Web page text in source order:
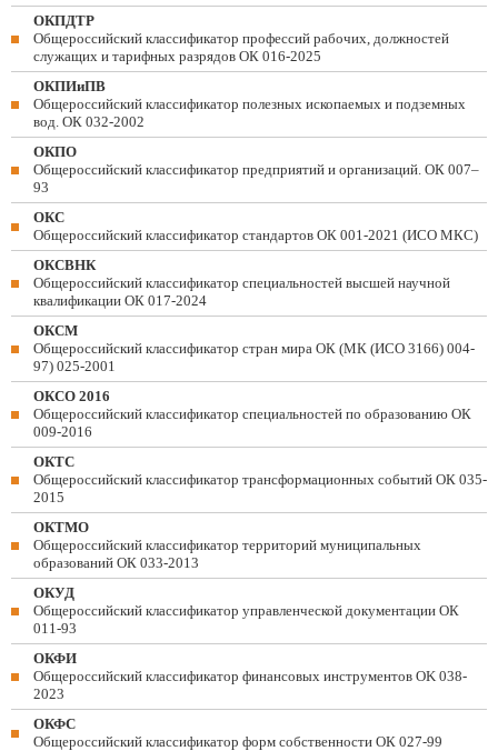
ОКПДТР
Общероссийский классификатор профессий рабочих, должностей
служащих и тарифных разрядов ОК 016-2025
ОКПИиПВ
Общероссийский классификатор полезных ископаемых и подземных
вод. ОК 032-2002
ОКПО
Общероссийский классификатор предприятий и организаций. ОК 007–
93
ОКС
Общероссийский классификатор стандартов ОК 001-2021 (ИСО МКС)
ОКСВНК
Общероссийский классификатор специальностей высшей научной
квалификации ОК 017-2024
ОКСМ
Общероссийский классификатор стран мира ОК (МК (ИСО 3166) 004-
97) 025-2001
ОКСО 2016
Общероссийский классификатор специальностей по образованию ОК
009-2016
ОКТС
Общероссийский классификатор трансформационных событий ОК 035-
2015
ОКТМО
Общероссийский классификатор территорий муниципальных
образований ОК 033-2013
ОКУД
Общероссийский классификатор управленческой документации ОК
011-93
ОКФИ
Общероссийский классификатор финансовых инструментов OK 038-
2023
ОКФС
Общероссийский классификатор форм собственности ОК 027-99